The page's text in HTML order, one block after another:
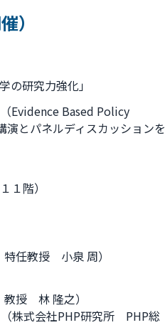
）
研究力強化」
Evidence Based Policy
とパネルディスカッションを
１階）
任教授 小泉 周）
授 林 隆之）
株式会社PHP研究所 PHP総